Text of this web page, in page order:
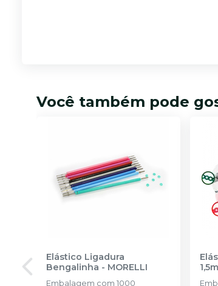
Você também pode
Elástico Ligadura
Bengalinha - MORELLI
Embalagem com 1000
1,5m